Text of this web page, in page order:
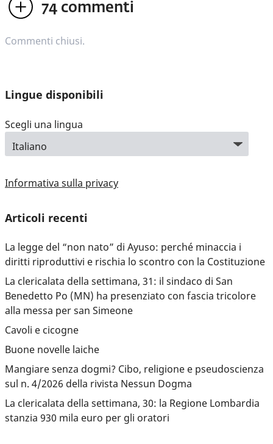
74 commenti
Commenti chiusi.
Lingue disponibili
Scegli una lingua
Informativa sulla privacy
Articoli recenti
La legge del “non nato” di Ayuso: perché minaccia i
diritti riproduttivi e rischia lo scontro con la Costituzione
La clericalata della settimana, 31: il sindaco di San
Benedetto Po (MN) ha presenziato con fascia tricolore
alla messa per san Simeone
Cavoli e cicogne
Buone novelle laiche
Mangiare senza dogmi? Cibo, religione e pseudoscienza
sul n. 4/2026 della rivista Nessun Dogma
La clericalata della settimana, 30: la Regione Lombardia
stanzia 930 mila euro per gli oratori